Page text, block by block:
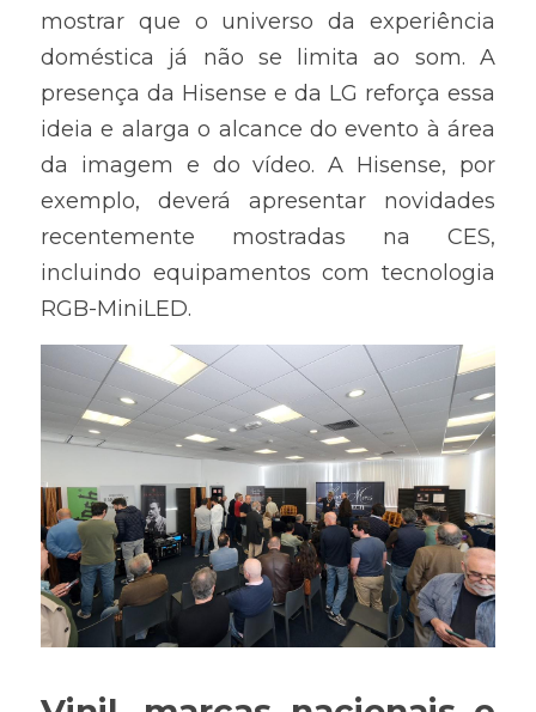
mostrar que o universo da experiência
doméstica já não se limita ao som. A
presença da Hisense e da LG reforça essa
ideia e alarga o alcance do evento à área
da imagem e do vídeo. A Hisense, por
exemplo, deverá apresentar novidades
recentemente mostradas na CES,
incluindo equipamentos com tecnologia
RGB-MiniLED.